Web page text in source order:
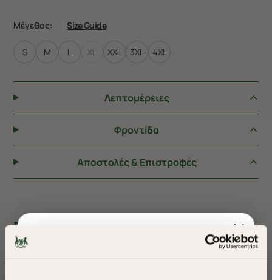
Μέγεθος: Size Guide
S M L XL XXL 3XL 4XL
Λεπτομέρειες
Φροντiδα
Αποστολές & Επιστροφές
ΠΡΟΤΕΙΝΟΥΜΕ ΓΙΑ ΕΣΑΣ